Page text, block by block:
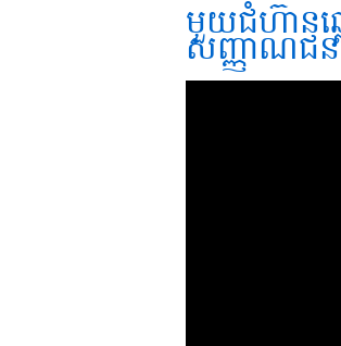
មួយជំហ៊ានឆ្
សញ្ញាណជន